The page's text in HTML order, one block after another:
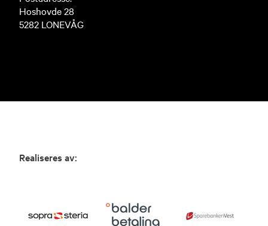
Hoshovde 28
5282 LONEVÅG
Realiseres av: